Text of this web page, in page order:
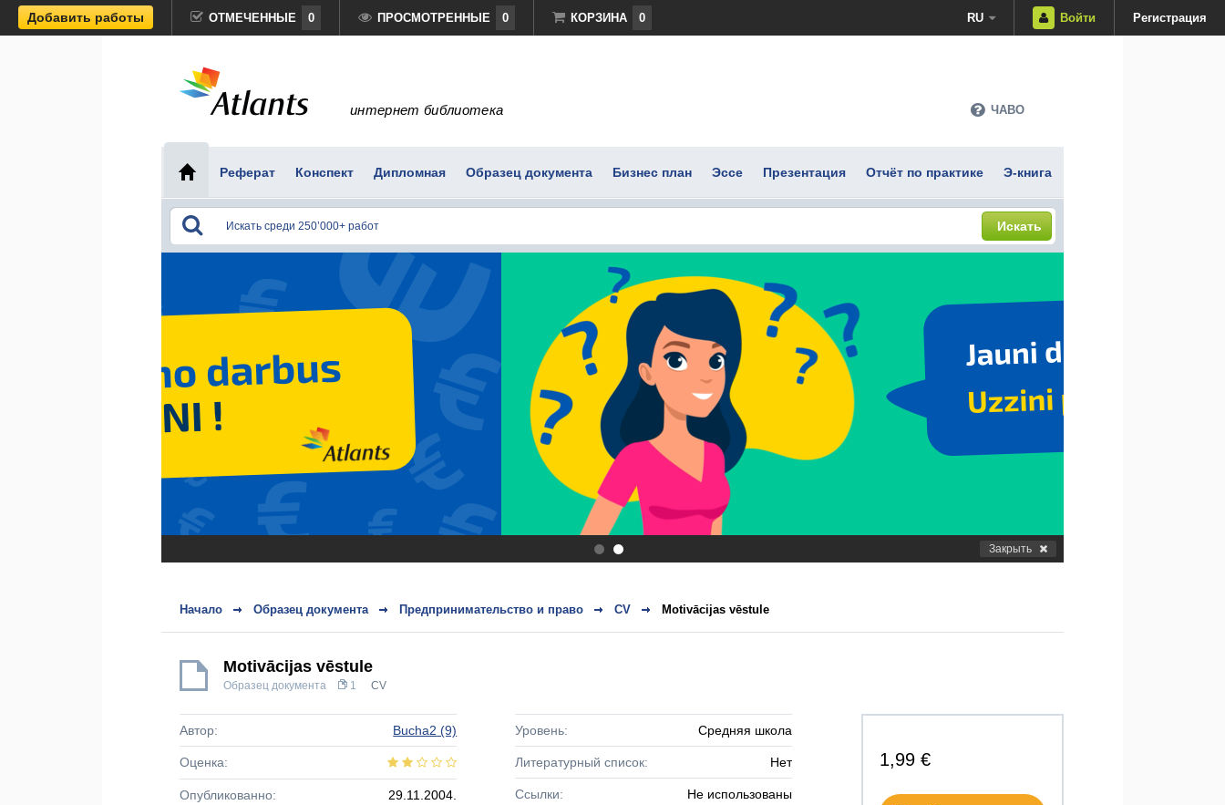
Добавить работы ОТМЕЧЕННЫЕ 0 ПРОСМОТРЕННЫЕ 0 КОРЗИНА 0 RU Войти Регистрация
интернет библиотека ЧАВО
Реферат Конспект Дипломная Образец документа Бизнес план Эссе Презентация Отчёт по практике Э-книга
Искать
. Закрыть
Начало Образец документа Предпринимательство и право CV Motivācijas vēstule
Motivācijas vēstule
Образец документа 1 CV
1,99 €
Автор: Bucha2 (9)
Оценка:
Опубликованно: 29.11.2004.
Уровень: Средняя школа
Литературный список: Нет
Ссылки: Не использованы